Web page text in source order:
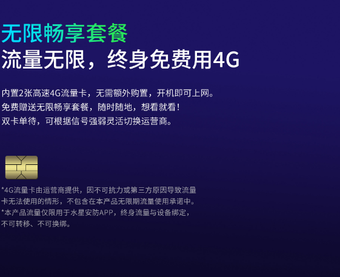
无限畅享套餐
流量无限，终身免费用4G
内置2张高速4G流量卡，无需额外购置，开机即可上网。
免费赠送无限畅享套餐，随时随地，想看就看！
双卡单待，可根据信号强弱灵活切换运营商。